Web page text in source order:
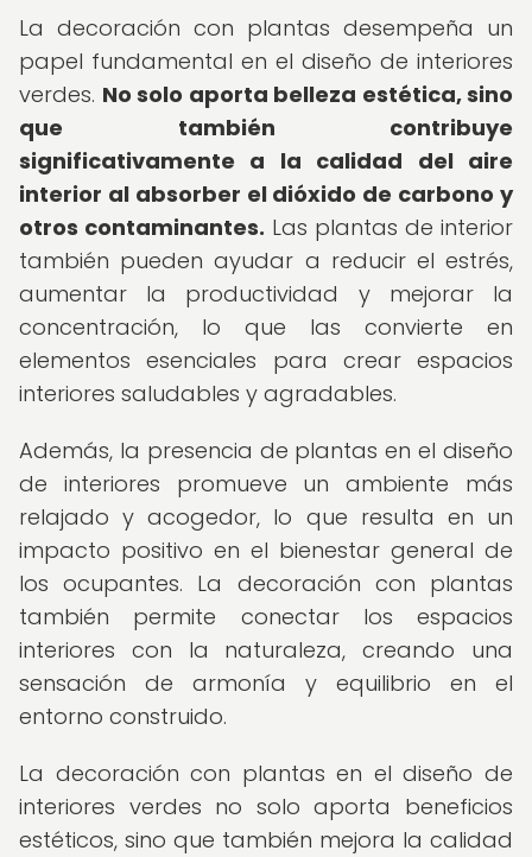
La decoración con plantas desempeña un
papel fundamental en el diseño de interiores
verdes. No solo aporta belleza estética, sino
que también contribuye
significativamente a la calidad del aire
interior al absorber el dióxido de carbono y
otros contaminantes. Las plantas de interior
también pueden ayudar a reducir el estrés,
aumentar la productividad y mejorar la
concentración, lo que las convierte en
elementos esenciales para crear espacios
interiores saludables y agradables.
Además, la presencia de plantas en el diseño
de interiores promueve un ambiente más
relajado y acogedor, lo que resulta en un
impacto positivo en el bienestar general de
los ocupantes. La decoración con plantas
también permite conectar los espacios
interiores con la naturaleza, creando una
sensación de armonía y equilibrio en el
entorno construido.
La decoración con plantas en el diseño de
interiores verdes no solo aporta beneficios
estéticos, sino que también mejora la calidad